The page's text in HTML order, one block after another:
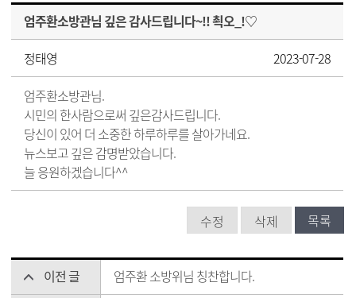
엄주환소방관님 깊은 감사드립니다~!! 쵝오_!♡
정태영
2023-07-28
엄주환소방관님.
시민의 한사람으로써 깊은감사드립니다.
당신이 있어 더 소중한 하루하루를 살아가네요.
뉴스보고 깊은 감명받았습니다.
늘 응원하겠습니다^^
수정 삭제 목록
이전 글 엄주환 소방위님 칭찬합니다.